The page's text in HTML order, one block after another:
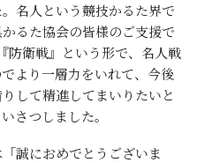
名人という競技かるた界で
るた協会の皆様のご支援で
防衛戦』という形で、名人戦
より一層力をいれて、今後
して精進してまいりたいと
さつしました。
誠におめでとうございま